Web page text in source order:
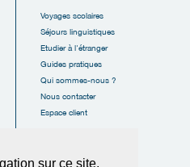
sur ce site,
Voyages scolaires
Séjours linguistiques
Etudier à l'étranger
Guides pratiques
Qui sommes-nous ?
Nous contacter
Espace client